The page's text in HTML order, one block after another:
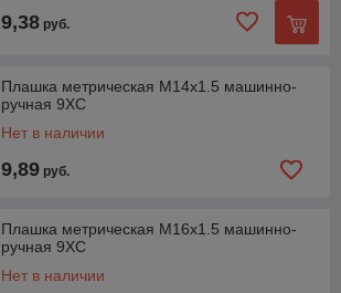
9,38 руб.
Плашка метрическая М14х1.5 машинно-
ручная 9XC
Нет в наличии
9,89 руб.
Плашка метрическая М16х1.5 машинно-
ручная 9XC
Нет в наличии